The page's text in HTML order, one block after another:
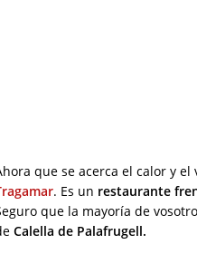
que se acerca el calor y
. Es un restaurante
que la mayoría de
Calella de Palafrugell.